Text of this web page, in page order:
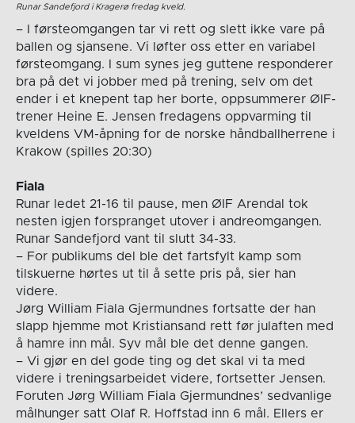
Runar Sandefjord i Kragerø fredag kveld.
– I førsteomgangen tar vi rett og slett ikke vare på
ballen og sjansene. Vi løfter oss etter en variabel
førsteomgang. I sum synes jeg guttene responderer
bra på det vi jobber med på trening, selv om det
ender i et knepent tap her borte, oppsummerer ØIF-
trener Heine E. Jensen fredagens oppvarming til
kveldens VM-åpning for de norske håndballherrene i
Krakow (spilles 20:30)
Fiala
Runar ledet 21-16 til pause, men ØIF Arendal tok
nesten igjen forspranget utover i andreomgangen.
Runar Sandefjord vant til slutt 34-33.
– For publikums del ble det fartsfylt kamp som
tilskuerne hørtes ut til å sette pris på, sier han
videre.
Jørg William Fiala Gjermundnes fortsatte der han
slapp hjemme mot Kristiansand rett før julaften med
å hamre inn mål. Syv mål ble det denne gangen.
– Vi gjør en del gode ting og det skal vi ta med
videre i treningsarbeidet videre, fortsetter Jensen.
Foruten Jørg William Fiala Gjermundnes’ sedvanlige
målhunger satt Olaf R. Hoffstad inn 6 mål. Ellers er